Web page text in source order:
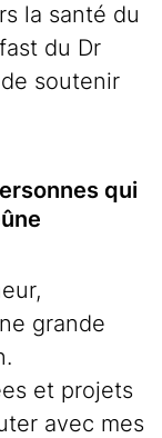
la santé du
du Dr
soutenir
qui
grande
et projets
avec mes